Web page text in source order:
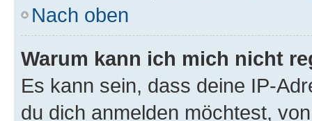
Nach oben
Warum kann ich mich nicht
Es kann sein, dass deine IP-
du dich anmelden möchtest,